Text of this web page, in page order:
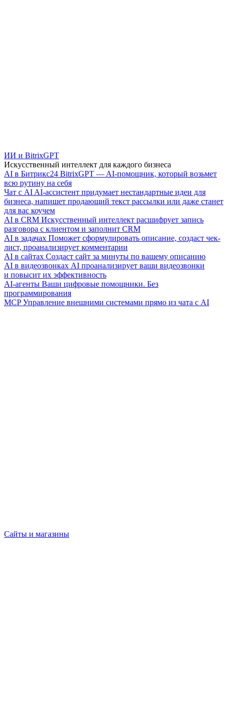
ИИ и BitrixGPT
Искусственный интеллект для каждого бизнеса
AI в Битрикс24 BitrixGPT — AI-помощник, который возьмет
всю рутину на себя
Чат с AI AI-ассистент придумает нестандартные идеи для
бизнеса, напишет продающий текст рассылки или даже станет
для вас коучем
AI в CRM Искусственный интеллект расшифрует запись
разговора с клиентом и заполнит CRM
AI в задачах Поможет сформулировать описание, создаст чек-
лист, проанализирует комментарии
AI в сайтах Создаст сайт за минуты по вашему описанию
AI в видеозвонках AI проанализирует ваши видеозвонки
и повысит их эффективность
AI-агенты Ваши цифровые помощники. Без
программирования
MCP Управление внешними системами прямо из чата с AI
Сайты и магазины